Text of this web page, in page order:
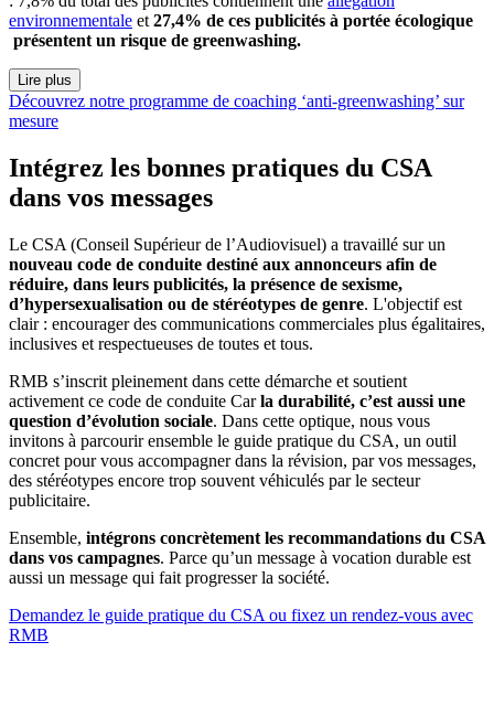
environnementale et 27,4% de ces publicités à portée écologique
présentent un risque de greenwashing.
Lire plus
Découvrez notre programme de coaching ‘anti-greenwashing’ sur
mesure
Intégrez les bonnes pratiques du CSA
dans vos messages
Le CSA (Conseil Supérieur de l’Audiovisuel) a travaillé sur un
nouveau code de conduite destiné aux annonceurs afin de
réduire, dans leurs publicités, la présence de sexisme,
d’hypersexualisation ou de stéréotypes de genre. L'objectif est
clair : encourager des communications commerciales plus égalitaires,
inclusives et respectueuses de toutes et tous.
RMB s’inscrit pleinement dans cette démarche et soutient
activement ce code de conduite Carla durabilité, c’est aussi une
question d’évolution sociale. Dans cette optique, nous vous
invitons à parcourir ensemble le guide pratique du CSA, un outil
concret pour vous accompagner dans la révision, par vos messages,
des stéréotypes encore trop souvent véhiculés par le secteur
publicitaire.
Ensemble, intégrons concrètement les recommandations du CSA
dans vos campagnes. Parce qu’un message à vocation durable est
aussi un message qui fait progresser la société.
Demandez le guide pratique du CSA ou fixez un rendez-vous avec
RMB